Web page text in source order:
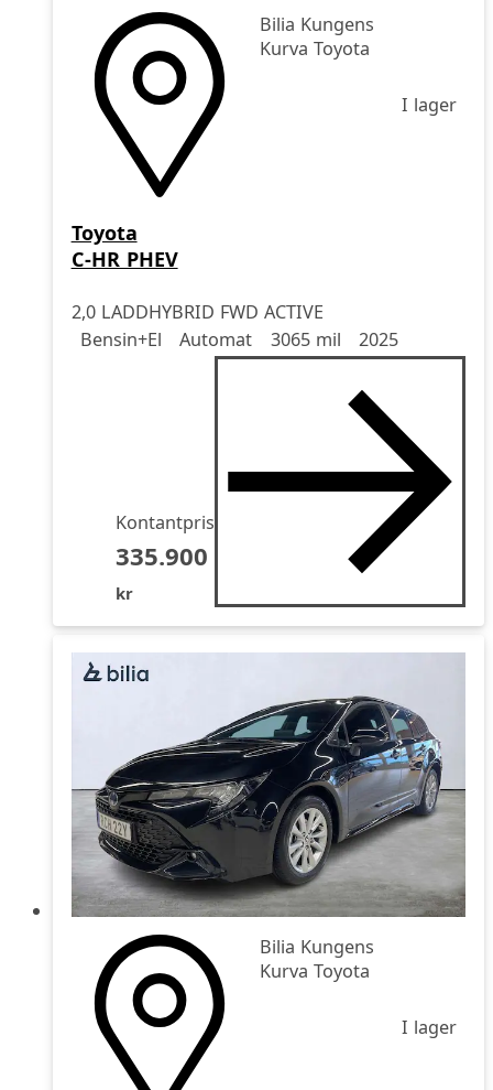
Bilia Kungens
Kurva Toyota
I lager
Toyota
C-HR PHEV
2,0 LADDHYBRID FWD ACTIVE
Drivmedel
Bensin+El
Drivmedel Automat
Miltal 3065 mil
årsmodell 2025
Kontantpris
335.900
kr
Bilia Kungens
Kurva Toyota
I lager